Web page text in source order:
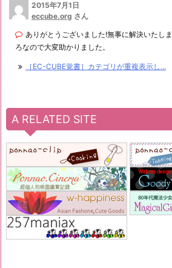
2015年7月1日
eccube.org さん
ありがとうございました!無事に解決いたし
ろなので大変助かりました。
［EC-CUBE覚書］カテゴリが重複表示し...
A RELATED SITE